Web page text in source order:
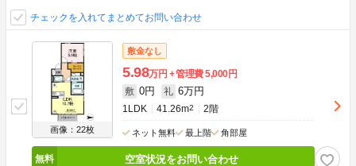
チェックを入れてまとめてお問い合わせ
画像：22枚
敷金なし
5.98万円 管理費5,000円
敷 0円 礼 6万円
1LDK 41.26m2 2階
ネット無料 最上階 角部屋
空室状況をお問い合わせ